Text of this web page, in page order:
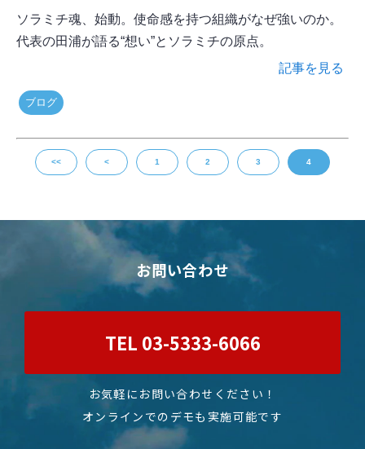
ソラミチ魂、始動。使命感を持つ組織がなぜ強いのか。
代表の田浦が語る“想い”とソラミチの原点。
記事を見る
ブログ
<< < 1 2 3 4
お問い合わせ
TEL 03-5333-6066
お気軽にお問い合わせください！
オンラインでのデモも実施可能です